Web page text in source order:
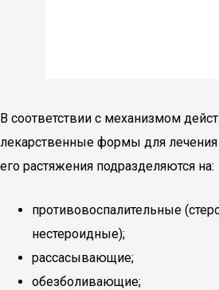
В соответствии с механизмом
лекарственные формы для лечения
его растяжения подразделяются на:
противовоспалительные
нестероидные);
рассасывающие;
обезболивающие;